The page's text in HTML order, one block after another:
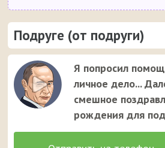
Подруге (от подруги)
Я попросил
личное дело...
смешное
рождения для